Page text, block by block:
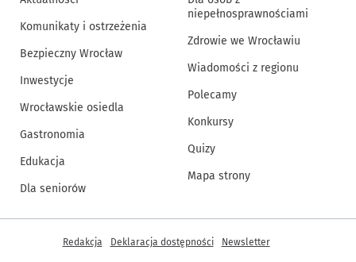
Komunikaty i ostrzeżenia
Bezpieczny Wrocław
Inwestycje
Wrocławskie osiedla
Gastronomia
Edukacja
Dla seniorów
niepełnosprawnościami
Zdrowie we Wrocławiu
Wiadomości z regionu
Polecamy
Konkursy
Quizy
Mapa strony
Inne informacje
Redakcja Deklaracja dostępności Newsletter